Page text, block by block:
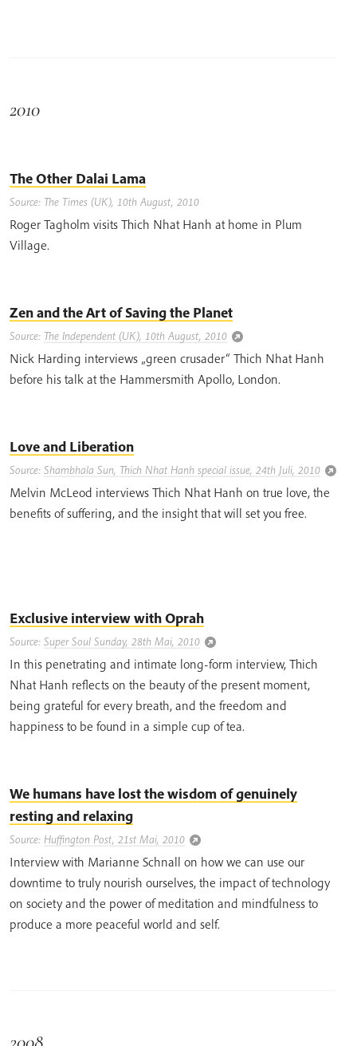
2010
The Other Dalai Lama
Source: The Times (UK), 10th August, 2010
Roger Tagholm visits Thich Nhat Hanh at home in Plum
Village.
Zen and the Art of Saving the Planet
Source: The Independent (UK), 10th August, 2010
Nick Harding interviews „green crusader“ Thich Nhat Hanh
before his talk at the Hammersmith Apollo, London.
Love and Liberation
Source: Shambhala Sun, Thich Nhat Hanh special issue, 24th Juli, 2010
Melvin McLeod interviews Thich Nhat Hanh on true love, the
benefits of suffering, and the insight that will set you free.
Exclusive interview with Oprah
Source: Super Soul Sunday, 28th Mai, 2010
In this penetrating and intimate long-form interview, Thich
Nhat Hanh reflects on the beauty of the present moment,
being grateful for every breath, and the freedom and
happiness to be found in a simple cup of tea.
We humans have lost the wisdom of genuinely
resting and relaxing
Source: Huffington Post, 21st Mai, 2010
Interview with Marianne Schnall on how we can use our
downtime to truly nourish ourselves, the impact of technology
on society and the power of meditation and mindfulness to
produce a more peaceful world and self.